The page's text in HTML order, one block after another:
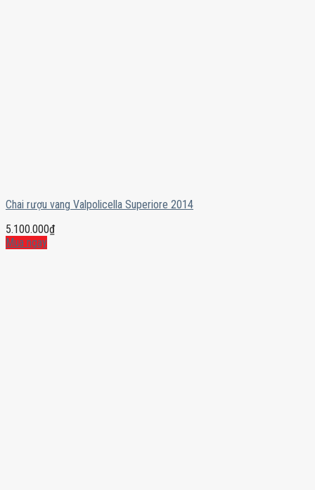
Chai rượu vang Valpolicella Superiore 2014
5.100.000₫
Mua ngay